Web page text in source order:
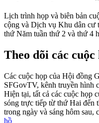
Lịch trình họp và biên bản
cộng và Dịch vụ Khu dân cư
thứ Năm tuần thứ 2 và thứ 4
Theo dõi các
Các cuộc họp của Hội đồng
SFGovTV, kênh truyền hình
Hiện tại, tất cả các cuộc họp
sóng trực tiếp từ thứ Hai đến
trong ngày và sáng hôm sau,
hồ